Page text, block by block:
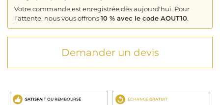
Votre commande est enregistrée dès aujourd'hui. Pour
l'attente, nous vous offrons10 % avec le code AOUT10.
Demander un devis
SATISFAIT OU REMBOURSÉ ECHANGE GRATUIT